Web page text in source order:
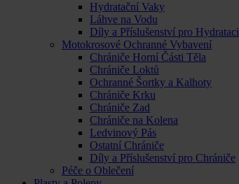
Hydratační Vaky
Láhve na Vodu
Díly a Příslušenství pro Hydrataci
Motokrosové Ochranné Vybavení
Chrániče Horní Části Těla
Chrániče Loktů
Ochranné Šortky a Kalhoty
Chrániče Krku
Chrániče Zad
Chrániče na Kolena
Ledvinový Pás
Ostatní Chrániče
Díly a Příslušenství pro Chrániče
Péče o Oblečení